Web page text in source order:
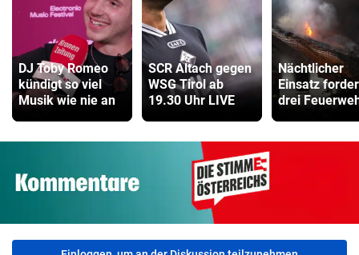
DJ Toby Romeo
kündigt so viel
Musik wie nie an
SCR Altach gegen
WSG Tirol ab
19.30 Uhr LIVE
Nächtlicher
Einsatz
drei